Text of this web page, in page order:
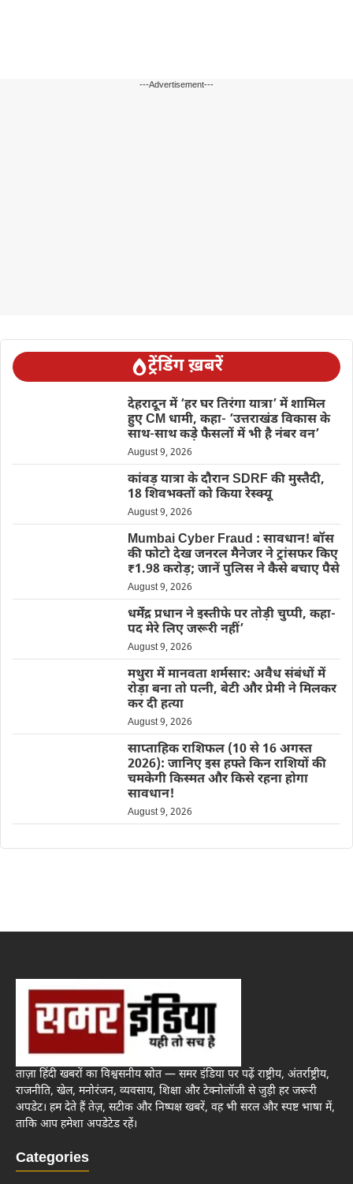
---Advertisement---
ट्रेंडिंग ख़बरें
देहरादून में ‘हर घर तिरंगा यात्रा’ में शामिल
हुए CM धामी, कहा- ‘उत्तराखंड विकास के
साथ-साथ कड़े फैसलों में भी है नंबर वन’
August 9, 2026
कांवड़ यात्रा के दौरान SDRF की मुस्तैदी,
18 शिवभक्तों को किया रेस्क्यू
August 9, 2026
Mumbai Cyber Fraud : सावधान! बॉस
की फोटो देख जनरल मैनेजर ने ट्रांसफर किए
₹1.98 करोड़; जानें पुलिस ने कैसे बचाए पैसे
August 9, 2026
धर्मेंद्र प्रधान ने इस्तीफे पर तोड़ी चुप्पी, कहा-
पद मेरे लिए जरूरी नहीं’
August 9, 2026
मथुरा में मानवता शर्मसार: अवैध संबंधों में
रोड़ा बना तो पत्नी, बेटी और प्रेमी ने मिलकर
कर दी हत्या
August 9, 2026
साप्ताहिक राशिफल (10 से 16 अगस्त
2026): जानिए इस हफ्ते किन राशियों की
चमकेगी किस्मत और किसे रहना होगा
सावधान!
August 9, 2026
ताज़ा हिंदी खबरों का विश्वसनीय स्रोत — समर इंडिया पर पढ़ें राष्ट्रीय, अंतर्राष्ट्रीय,
राजनीति, खेल, मनोरंजन, व्यवसाय, शिक्षा और टेक्नोलॉजी से जुड़ी हर जरूरी
अपडेट। हम देते हैं तेज़, सटीक और निष्पक्ष खबरें, वह भी सरल और स्पष्ट भाषा में,
ताकि आप हमेशा अपडेटेड रहें।
Categories